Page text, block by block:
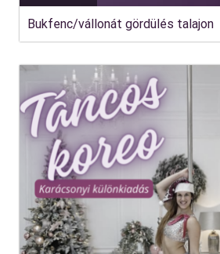
Bukfenc/vállonát gördülés talajon